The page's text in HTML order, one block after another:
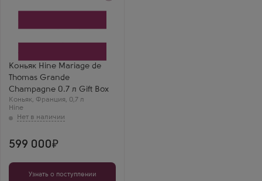
Коньяк Hine Mariage de
Thomas Grande
Champagne 0.7 л Gift Box
Коньяк, Франция, 0,7 л
Hine
Гранд Шампань в
Бренд
Hine
Регион
Гранд Шампань, Коньяк
Выдержка
60 лет
Раиса Н.
Выдержанная
— это нечто! Аромат
спелых плодов и
вкус.
599 000
Узнать о поступлении